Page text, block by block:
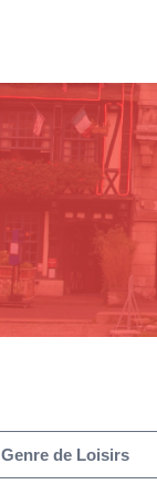
Genre de Loisirs